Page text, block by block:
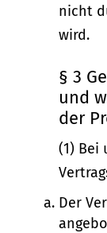
nicht
wird.
§ 3
und
der
(1) Bei
Der